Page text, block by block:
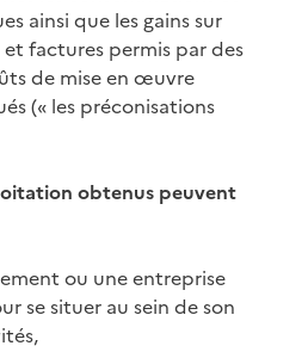
ainsi que les gains sur
factures permis par des
de mise en œuvre
(« les préconisations
obtenus peuvent
ou une entreprise
se situer au sein de son